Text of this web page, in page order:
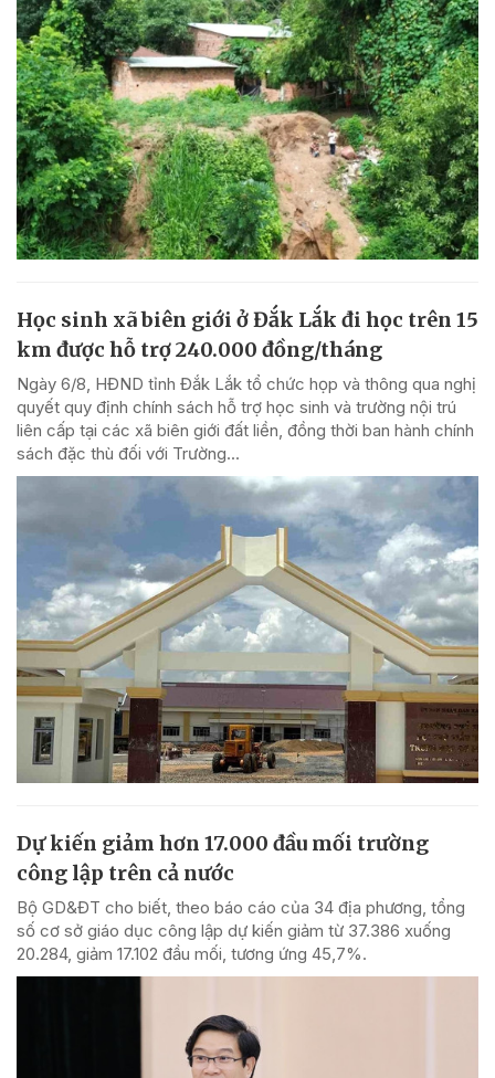
Học sinh xã biên giới ở Đắk Lắk đi học trên 15
km được hỗ trợ 240.000 đồng/tháng
Ngày 6/8, HĐND tỉnh Đắk Lắk tổ chức họp và thông qua nghị
quyết quy định chính sách hỗ trợ học sinh và trường nội trú
liên cấp tại các xã biên giới đất liền, đồng thời ban hành chính
sách đặc thù đối với Trường...
Dự kiến giảm hơn 17.000 đầu mối trường
công lập trên cả nước
Bộ GD&ĐT cho biết, theo báo cáo của 34 địa phương, tổng
số cơ sở giáo dục công lập dự kiến giảm từ 37.386 xuống
20.284, giảm 17.102 đầu mối, tương ứng 45,7%.